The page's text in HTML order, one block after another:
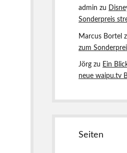
admin zu
Sonderpreis
Marcus Bortel
zum
Jörg zu Ein
neue waipu.tv
Seiten